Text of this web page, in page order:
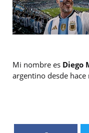
Mi nombre es Diego
argentino desde